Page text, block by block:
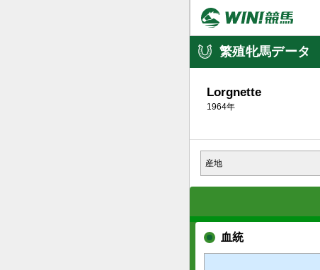
繁殖牝馬データ
Lorgnette
1964年
産地
血統